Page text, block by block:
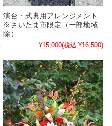
演台・式典用アレンジメント
※さいたま市限定（一部地域
除）
¥15,000(税込 ¥16,500)